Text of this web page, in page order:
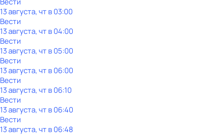
13 августа, чт в 03:00
Вести
13 августа, чт в 04:00
Вести
13 августа, чт в 05:00
Вести
13 августа, чт в 06:00
Вести
13 августа, чт в 06:10
Вести
13 августа, чт в 06:40
Вести
13 августа, чт в 06:48